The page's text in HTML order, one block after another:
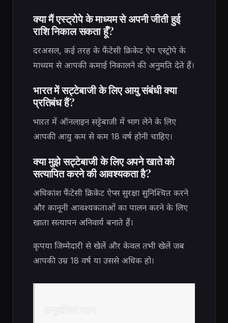
क्या मैं एस्ट्रोपे के माध्यम से अपनी जीती हुई
राशि निकाल सकता हूँ?
दरअसल, कई तरह के फैंटेसी क्रिकेट ऐप एस्ट्रोपे के
माध्यम से आपकी कमाई निकालने की अनुमति देते हैं।
भारत में सट्टेबाजी के लिए आयु संबंधी क्या
प्रतिबंध हैं?
भारत में ऑनलाइन सट्टेबाजी में भाग लेने के लिए
आपकी आयु कम से कम 18 वर्ष होनी चाहिए।
क्या मुझे सट्टेबाजी के लिए अपने खाते को
सत्यापित करने की आवश्यकता है?
अधिकांश फैंटेसी क्रिकेट ऐप्स सुरक्षा सुनिश्चित करने
और कानूनी आवश्यकताओं का पालन करने के लिए
खाता सत्यापन अनिवार्य बनाते हैं।
कृपया जिम्मेदारी से खेलें और केवल तभी खेलें जब
आपकी उम्र 18 वर्ष या उससे अधिक हो।